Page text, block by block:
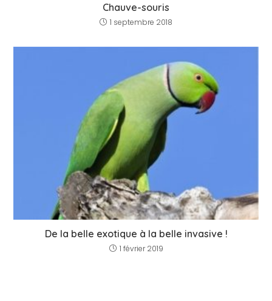
Chauve-souris
1 septembre 2018
De la belle exotique à la belle invasive !
1 février 2019